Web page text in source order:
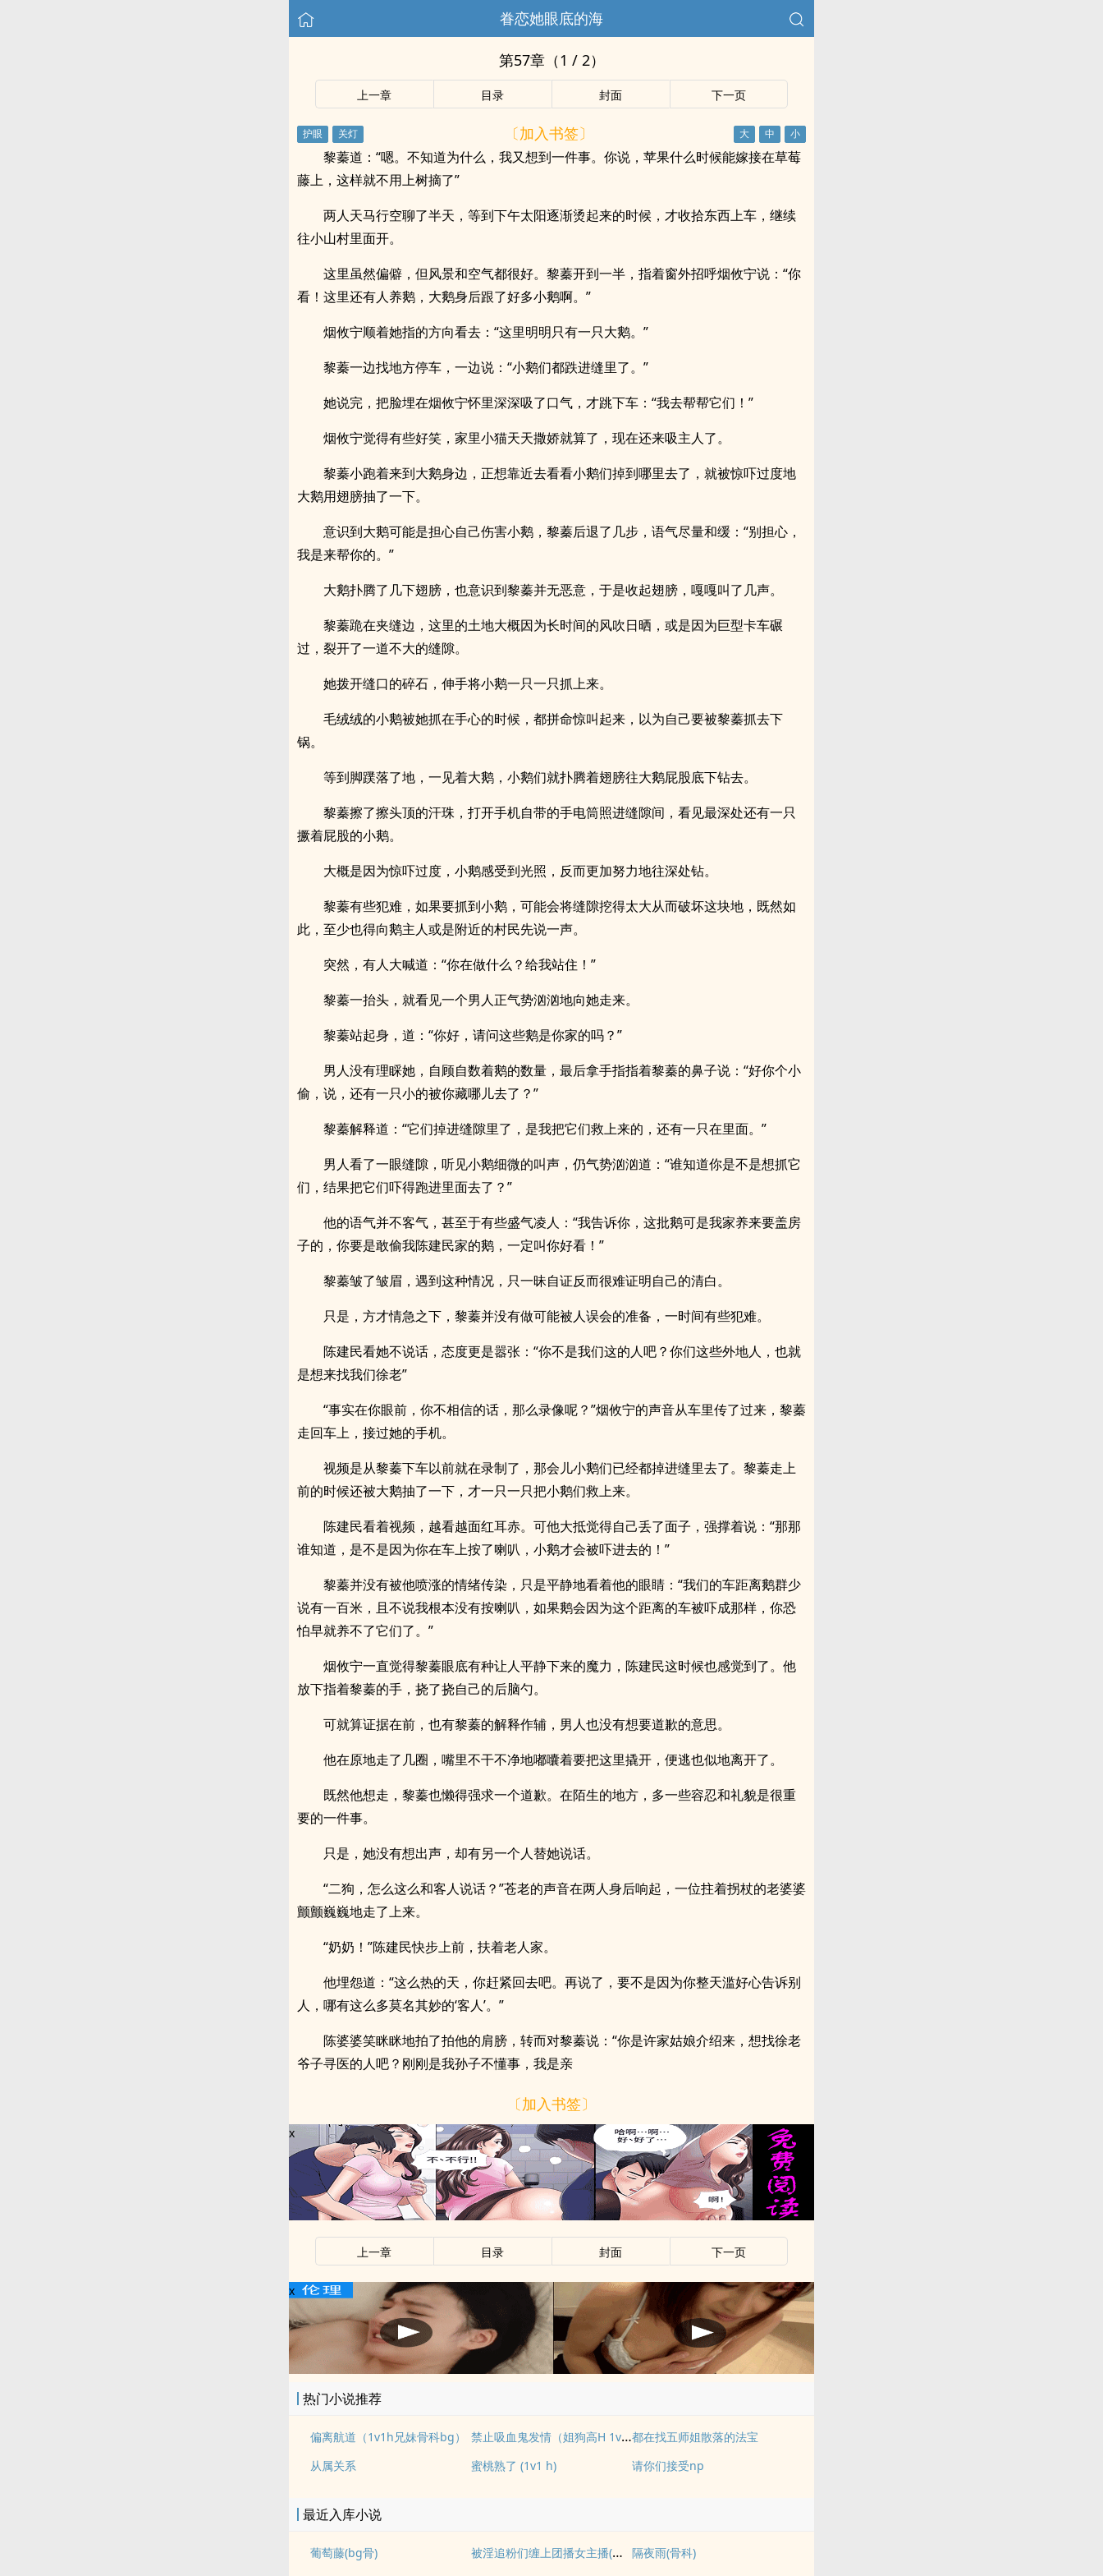
眷恋她眼底的海
第57章（1 / 2）
上一章 目录 封面 下一页
〔加入书签〕
黎蓁道：“嗯。不知道为什么，我又想到一件事。你说，苹果什么时候能嫁接在草莓
藤上，这样就不用上树摘了”
两人天马行空聊了半天，等到下午太阳逐渐烫起来的时候，才收拾东西上车，继续
往小山村里面开。
这里虽然偏僻，但风景和空气都很好。黎蓁开到一半，指着窗外招呼烟攸宁说：“你
看！这里还有人养鹅，大鹅身后跟了好多小鹅啊。”
烟攸宁顺着她指的方向看去：“这里明明只有一只大鹅。”
黎蓁一边找地方停车，一边说：“小鹅们都跌进缝里了。”
她说完，把脸埋在烟攸宁怀里深深吸了口气，才跳下车：“我去帮帮它们！”
烟攸宁觉得有些好笑，家里小猫天天撒娇就算了，现在还来吸主人了。
黎蓁小跑着来到大鹅身边，正想靠近去看看小鹅们掉到哪里去了，就被惊吓过度地
大鹅用翅膀抽了一下。
意识到大鹅可能是担心自己伤害小鹅，黎蓁后退了几步，语气尽量和缓：“别担心，
我是来帮你的。”
大鹅扑腾了几下翅膀，也意识到黎蓁并无恶意，于是收起翅膀，嘎嘎叫了几声。
黎蓁跪在夹缝边，这里的土地大概因为长时间的风吹日晒，或是因为巨型卡车碾
过，裂开了一道不大的缝隙。
她拨开缝口的碎石，伸手将小鹅一只一只抓上来。
毛绒绒的小鹅被她抓在手心的时候，都拼命惊叫起来，以为自己要被黎蓁抓去下
锅。
等到脚蹼落了地，一见着大鹅，小鹅们就扑腾着翅膀往大鹅屁股底下钻去。
黎蓁擦了擦头顶的汗珠，打开手机自带的手电筒照进缝隙间，看见最深处还有一只
撅着屁股的小鹅。
大概是因为惊吓过度，小鹅感受到光照，反而更加努力地往深处钻。
黎蓁有些犯难，如果要抓到小鹅，可能会将缝隙挖得太大从而破坏这块地，既然如
此，至少也得向鹅主人或是附近的村民先说一声。
突然，有人大喊道：“你在做什么？给我站住！”
黎蓁一抬头，就看见一个男人正气势汹汹地向她走来。
黎蓁站起身，道：“你好，请问这些鹅是你家的吗？”
男人没有理睬她，自顾自数着鹅的数量，最后拿手指指着黎蓁的鼻子说：“好你个小
偷，说，还有一只小的被你藏哪儿去了？”
黎蓁解释道：“它们掉进缝隙里了，是我把它们救上来的，还有一只在里面。”
男人看了一眼缝隙，听见小鹅细微的叫声，仍气势汹汹道：“谁知道你是不是想抓它
们，结果把它们吓得跑进里面去了？”
他的语气并不客气，甚至于有些盛气凌人：“我告诉你，这批鹅可是我家养来要盖房
子的，你要是敢偷我陈建民家的鹅，一定叫你好看！”
黎蓁皱了皱眉，遇到这种情况，只一昧自证反而很难证明自己的清白。
只是，方才情急之下，黎蓁并没有做可能被人误会的准备，一时间有些犯难。
陈建民看她不说话，态度更是嚣张：“你不是我们这的人吧？你们这些外地人，也就
是想来找我们徐老”
“事实在你眼前，你不相信的话，那么录像呢？”烟攸宁的声音从车里传了过来，黎蓁
走回车上，接过她的手机。
视频是从黎蓁下车以前就在录制了，那会儿小鹅们已经都掉进缝里去了。黎蓁走上
前的时候还被大鹅抽了一下，才一只一只把小鹅们救上来。
陈建民看着视频，越看越面红耳赤。可他大抵觉得自己丢了面子，强撑着说：“那那
谁知道，是不是因为你在车上按了喇叭，小鹅才会被吓进去的！”
黎蓁并没有被他喷涨的情绪传染，只是平静地看着他的眼睛：“我们的车距离鹅群少
说有一百米，且不说我根本没有按喇叭，如果鹅会因为这个距离的车被吓成那样，你恐
怕早就养不了它们了。”
烟攸宁一直觉得黎蓁眼底有种让人平静下来的魔力，陈建民这时候也感觉到了。他
放下指着黎蓁的手，挠了挠自己的后脑勺。
可就算证据在前，也有黎蓁的解释作辅，男人也没有想要道歉的意思。
他在原地走了几圈，嘴里不干不净地嘟囔着要把这里撬开，便逃也似地离开了。
既然他想走，黎蓁也懒得强求一个道歉。在陌生的地方，多一些容忍和礼貌是很重
要的一件事。
只是，她没有想出声，却有另一个人替她说话。
“二狗，怎么这么和客人说话？”苍老的声音在两人身后响起，一位拄着拐杖的老婆婆
颤颤巍巍地走了上来。
“奶奶！”陈建民快步上前，扶着老人家。
他埋怨道：“这么热的天，你赶紧回去吧。再说了，要不是因为你整天滥好心告诉别
人，哪有这么多莫名其妙的‘客人’。”
陈婆婆笑眯眯地拍了拍他的肩膀，转而对黎蓁说：“你是许家姑娘介绍来，想找徐老
爷子寻医的人吧？刚刚是我孙子不懂事，我是亲
〔加入书签〕
x
上一章 目录 封面 下一页
x
热门小说推荐
偏离航道（1v1h兄妹骨科bg） 禁止吸血鬼发情（姐狗高H 1v1）都在找五师姐散落的法宝
从属关系
蜜桃熟了 (1v1 h) 请你们接受np
最近入库小说
葡萄藤(bg骨) 被淫追粉们缠上团播女主播(露出NPH)
隔夜雨(骨科)